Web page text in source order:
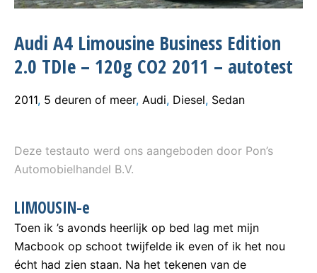
Audi A4 Limousine Business Edition
2.0 TDIe – 120g CO2 2011 – autotest
2011, 5 deuren of meer, Audi, Diesel, Sedan
Deze testauto werd ons aangeboden door Pon’s
Automobielhandel B.V.
LIMOUSIN-e
Toen ik ’s avonds heerlijk op bed lag met mijn
Macbook op schoot twijfelde ik even of ik het nou
écht had zien staan. Na het tekenen van de